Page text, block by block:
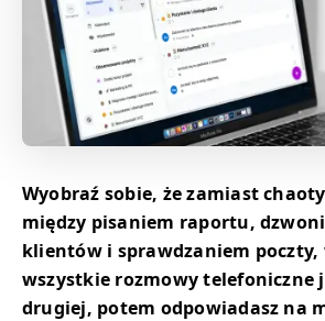
Wyobraź sobie, że zamiast
między pisaniem raportu,
klientów i sprawdzaniem poczty,
wszystkie rozmowy telefoniczne
drugiej, potem odpowiadasz na